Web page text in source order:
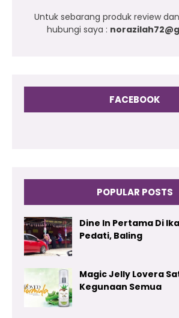
Untuk sebarang produk review
hubungi saya :
FACEBOOK
POPULAR POSTS
Dine In Pertama Di
Pedati, Baling
Magic Jelly Lovera
Kegunaan Semua